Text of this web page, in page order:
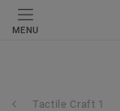
MENU
Tactile Craft 1